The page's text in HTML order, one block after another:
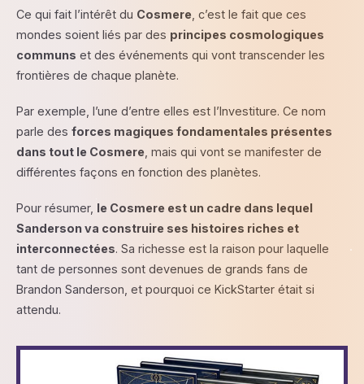
Ce qui fait l’intérêt du Cosmere , c’est le fait que ces
mondes soient liés par des principes cosmologiques
communs et des événements qui vont transcender les
frontières de chaque planète.
Par exemple, l’une d’entre elles est l’Investiture. Ce nom
parle des forces magiques fondamentales présentes
dans tout le Cosmere , mais qui vont se manifester de
différentes façons en fonction des planètes.
Pour résumer, le Cosmere est un cadre dans lequel
Sanderson va construire ses histoires riches et
interconnectées. Sa richesse est la raison pour laquelle
tant de personnes sont devenues de grands fans de
Brandon Sanderson, et pourquoi ce KickStarter était si
attendu.